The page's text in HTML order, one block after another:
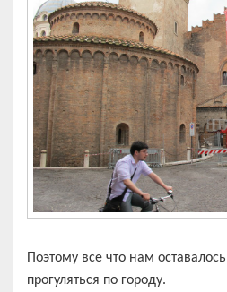
Поэтому все что нам
прогуляться по городу.